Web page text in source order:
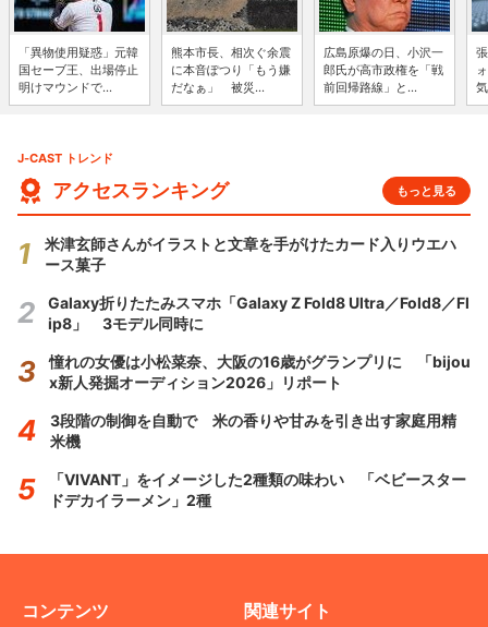
「異物使用疑惑」元韓
国セーブ王、出場停止
明けマウンドで...
熊本市長、相次ぐ余震
に本音ぽつり「もう嫌
だなぁ」 被災...
広島原爆の日、小沢一
郎氏が高市政権を「戦
前回帰路線」と...
J-CAST トレンド
アクセスランキング もっと見る
米津玄師さんがイラストと文章を手がけたカード入りウエハ
ース菓子
Galaxy折りたたみスマホ「Galaxy Z Fold8 Ultra／Fold8／Fl
ip8」 3モデル同時に
憧れの女優は小松菜奈、大阪の16歳がグランプリに 「bijou
x新人発掘オーディション2026」リポート
3段階の制御を自動で 米の香りや甘みを引き出す家庭用精
米機
「VIVANT」をイメージした2種類の味わい 「ベビースター
ドデカイラーメン」2種
コンテンツ 関連サイト